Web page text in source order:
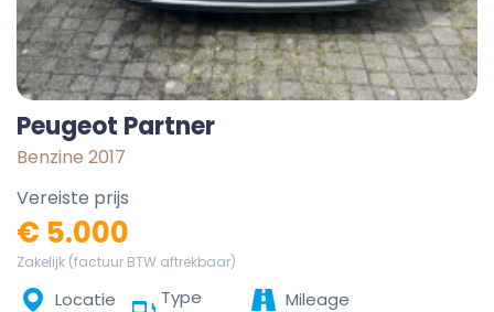
Peugeot Partner
Benzine 2017
Vereiste prijs
€ 5.000
Zakelijk (factuur BTW aftrekbaar)
Locatie Type Mileage